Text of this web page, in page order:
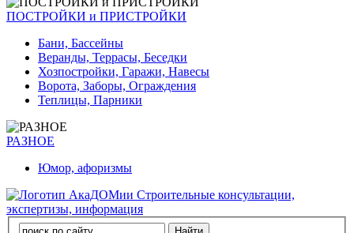
ПОСТРОЙКИ и ПРИСТРОЙКИ
Бани, Бассейны
Веранды, Террасы, Беседки
Хозпостройки, Гаражи, Навесы
Ворота, Заборы, Ограждения
Теплицы, Парники
РАЗНОЕ
Юмор, афоризмы
Строительные консультации,
экспертизы, информация